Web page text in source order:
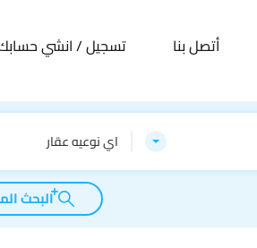
أتصل بنا تسجيل / انشي
اي نوعيه عقار
البحث